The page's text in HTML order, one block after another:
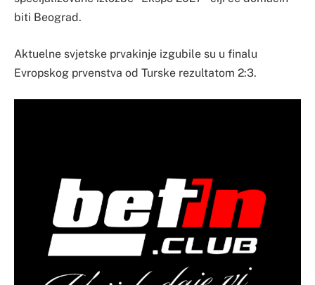
biti Beograd.
Aktuelne svjetske prvakinje izgubile su u finalu
Evropskog prvenstva od Turske rezultatom 2:3.